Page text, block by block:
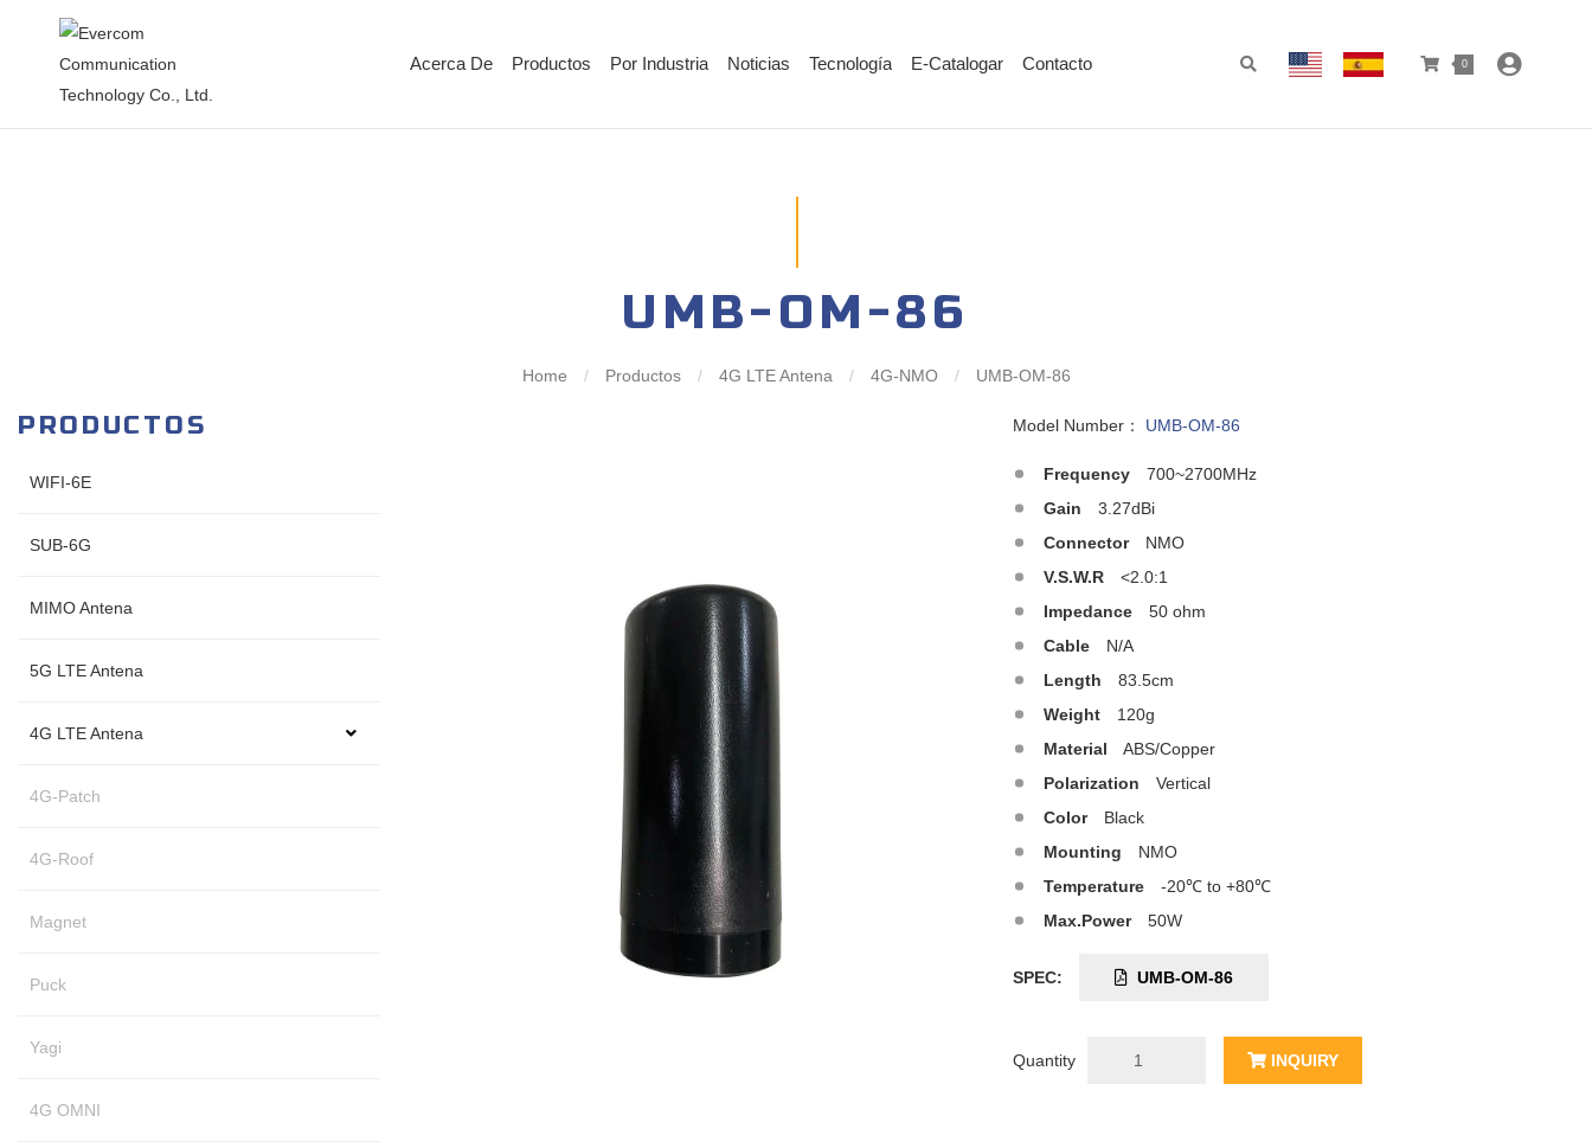
Acerca De Productos Por Industria Noticias Tecnología E-Catalogar Contacto 0
UMB-OM-86
Home / Productos / 4G LTE Antena / 4G-NMO / UMB-OM-86
PRODUCTOS
WIFI-6E
SUB-6G
MIMO Antena
5G LTE Antena
4G LTE Antena
4G-Patch
4G-Roof
Magnet
Puck
Yagi
4G OMNI
Model Number： UMB-OM-86
Frequency
700~2700MHz
Gain
3.27dBi
Connector
NMO
V.S.W.R
<2.0:1
Impedance
50 ohm
Cable
N/A
Length
83.5cm
Weight
120g
Material
ABS/Copper
Polarization
Vertical
Color
Black
Mounting
NMO
Temperature
-20℃ to +80℃
Max.Power
50W
SPEC: UMB-OM-86
Quantity INQUIRY